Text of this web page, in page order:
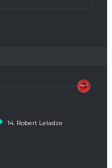
14. Robert Leladze